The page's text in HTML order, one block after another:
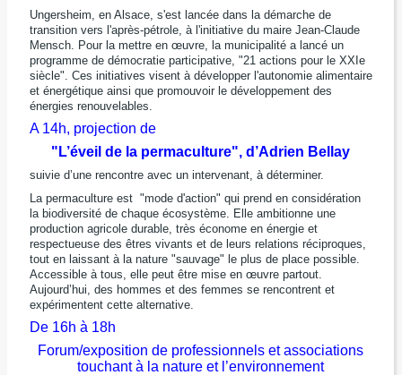
Ungersheim, en Alsace, s'est lancée dans la démarche de
transition vers l'après-pétrole, à l'initiative du maire Jean-Claude
Mensch. Pour la mettre en œuvre, la municipalité a lancé un
programme de démocratie participative, "21 actions pour le XXIe
siècle". Ces initiatives visent à développer l'autonomie alimentaire
et énergétique ainsi que promouvoir le développement des
énergies renouvelables.
A 14h, projection de
"L’éveil de la permaculture", d’Adrien Bellay
suivie d’une rencontre avec un intervenant, à déterminer.
La permaculture est "mode d'action" qui prend en considération
la biodiversité de chaque écosystème. Elle ambitionne une
production agricole durable, très économe en énergie et
respectueuse des êtres vivants et de leurs relations réciproques,
tout en laissant à la nature "sauvage" le plus de place possible.
Accessible à tous, elle peut être mise en œuvre partout.
Aujourd’hui, des hommes et des femmes se rencontrent et
expérimentent cette alternative.
De 16h à 18h
Forum/exposition de professionnels et associations
touchant à la nature et l’environnement